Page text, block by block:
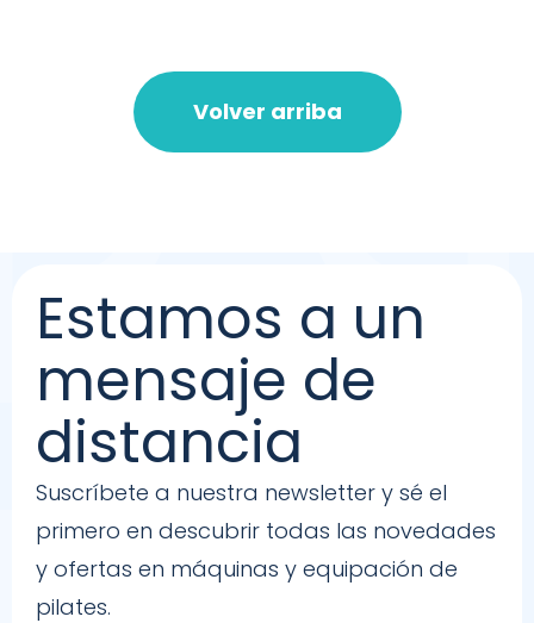
Volver arriba
Estamos a un
mensaje de
distancia
Suscríbete a nuestra newsletter y sé el
primero en descubrir todas las novedades
y ofertas en máquinas y equipación de
pilates.